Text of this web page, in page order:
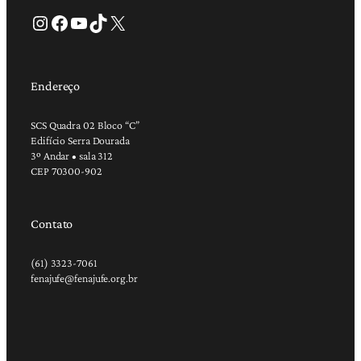
Instagram Facebook Youtube TikTok X
Endereço
SCS Quadra 02 Bloco “C”
Edifício Serra Dourada
3º Andar • sala 312
CEP 70300-902
Contato
(61) 3323-7061
fenajufe@fenajufe.org.br